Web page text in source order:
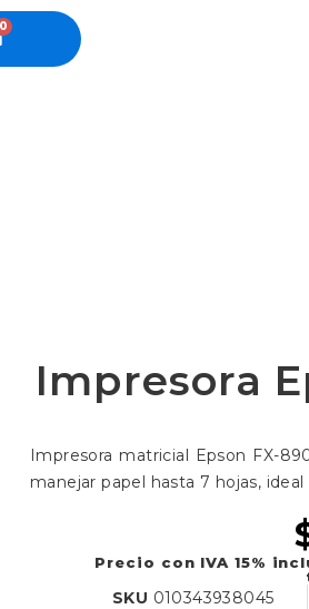
Impresora
Impresora matricial Epson FX-
manejar papel hasta 7 hojas,
Precio con IVA 15%
SKU 010343938045